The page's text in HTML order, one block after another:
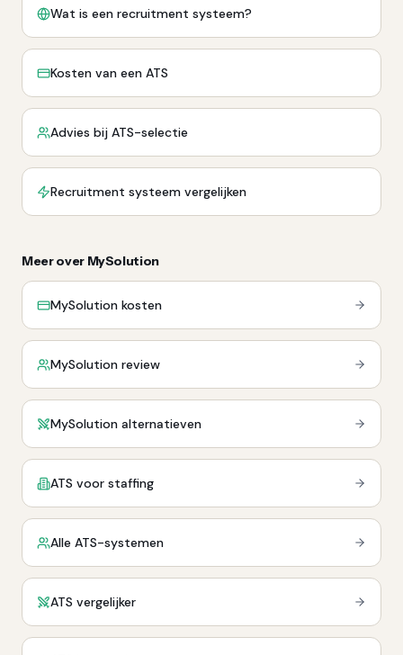
Wat is een recruitment systeem?
Kosten van een ATS
Advies bij ATS-selectie
Recruitment systeem vergelijken
Meer over MySolution
MySolution kosten
MySolution review
MySolution alternatieven
ATS voor staffing
Alle ATS-systemen
ATS vergelijker